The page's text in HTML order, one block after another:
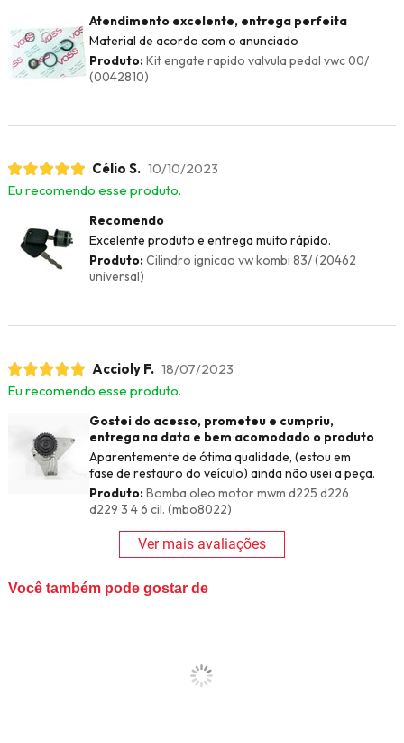
Atendimento excelente, entrega perfeita
Material de acordo com o anunciado
Produto:Kit engate rapido valvula pedal vwc 00/
(0042810)
Célio S. 10/10/2023
Eu recomendo esse produto.
Recomendo
Excelente produto e entrega muito rápido.
Produto:Cilindro ignicao vw kombi 83/ (20462
universal)
Accioly F. 18/07/2023
Eu recomendo esse produto.
Gostei do acesso, prometeu e cumpriu,
entrega na data e bem acomodado o produto
Aparentemente de ótima qualidade, (estou em
fase de restauro do veículo) ainda não usei a peça.
Produto:Bomba oleo motor mwm d225 d226
d229 3 4 6 cil. (mbo8022)
Ver mais avaliações
Você também pode gostar de